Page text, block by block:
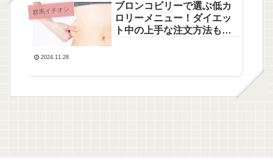
群馬イチオシ
ブロンコビリーで選ぶ低カ
ロリーメニュー！ダイエッ
ト中の上手な注文方法も解
2024.11.28